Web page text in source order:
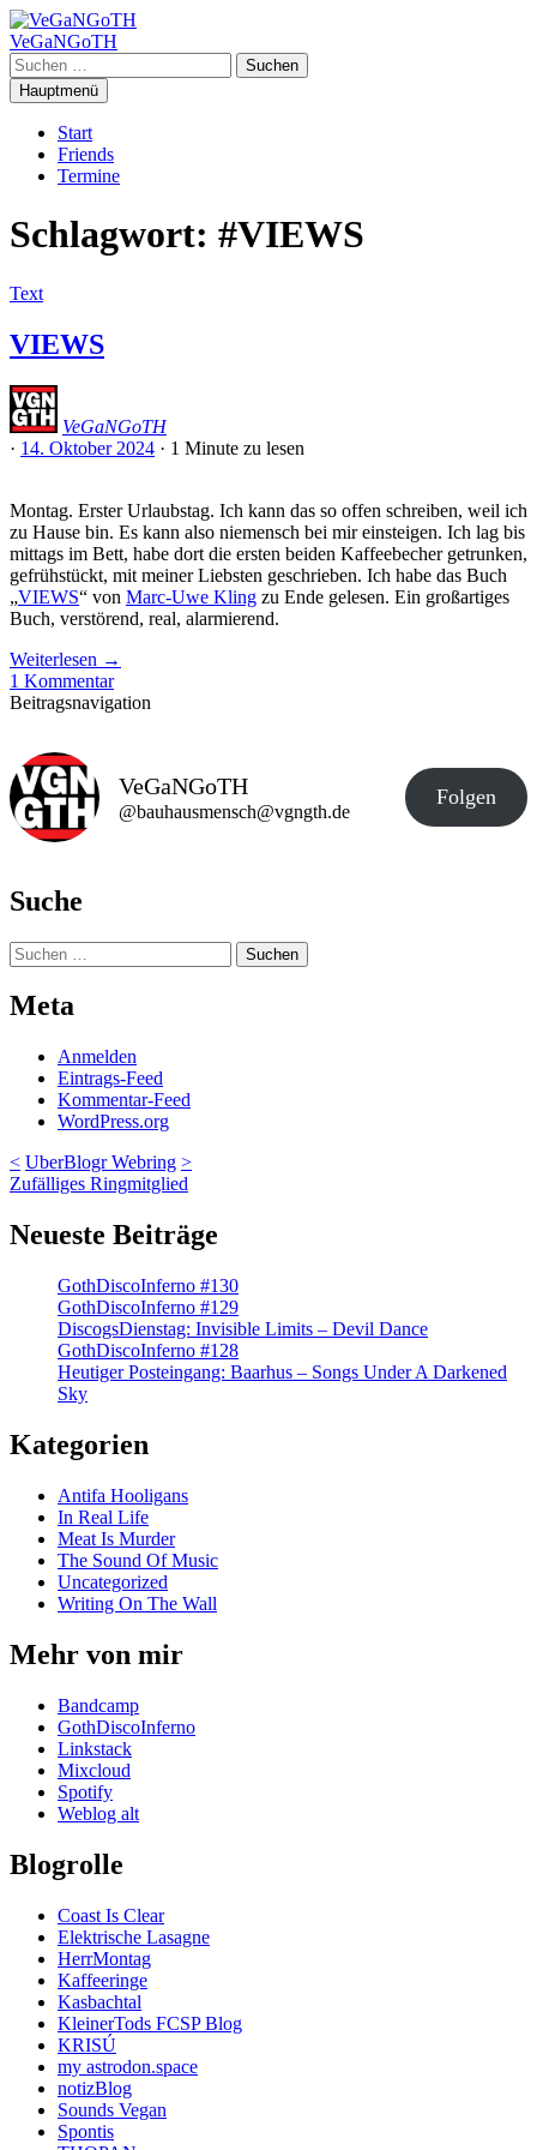
Zum
Inhalt
springen
VeGaNGoTH
Suchen
nach:
Hauptmenü
Start
Friends
Termine
Schlagwort: #VIEWS
Text
VIEWS
VeGaNGoTH
· 14. Oktober 2024 · 1 Minute zu lesen
Montag. Erster Urlaubstag. Ich kann das so offen schreiben, weil ich
zu Hause bin. Es kann also niemensch bei mir einsteigen. Ich lag bis
mittags im Bett, habe dort die ersten beiden Kaffeebecher getrunken,
gefrühstückt, mit meiner Liebsten geschrieben. Ich habe das Buch
„VIEWS“ von Marc-Uwe Kling zu Ende gelesen. Ein großartiges
Buch, verstörend, real, alarmierend.
Weiterlesen →
1 Kommentar
Beitragsnavigation
VeGaNGoTH
@bauhausmensch@vgngth.de
Folgen
Suche
Suchen
nach:
Meta
Anmelden
Eintrags-Feed
Kommentar-Feed
WordPress.org
< UberBlogr Webring >
Zufälliges Ringmitglied
Neueste Beiträge
GothDiscoInferno #130
GothDiscoInferno #129
DiscogsDienstag: Invisible Limits – Devil Dance
GothDiscoInferno #128
Heutiger Posteingang: Baarhus – Songs Under A Darkened
Sky
Kategorien
Antifa Hooligans
In Real Life
Meat Is Murder
The Sound Of Music
Uncategorized
Writing On The Wall
Mehr von mir
Bandcamp
GothDiscoInferno
Linkstack
Mixcloud
Spotify
Weblog alt
Blogrolle
Coast Is Clear
Elektrische Lasagne
HerrMontag
Kaffeeringe
Kasbachtal
KleinerTods FCSP Blog
KRISÚ
my astrodon.space
notizBlog
Sounds Vegan
Spontis